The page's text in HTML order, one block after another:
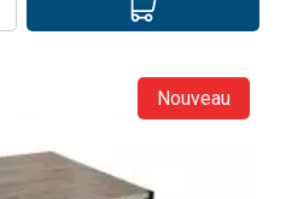
Nouveau